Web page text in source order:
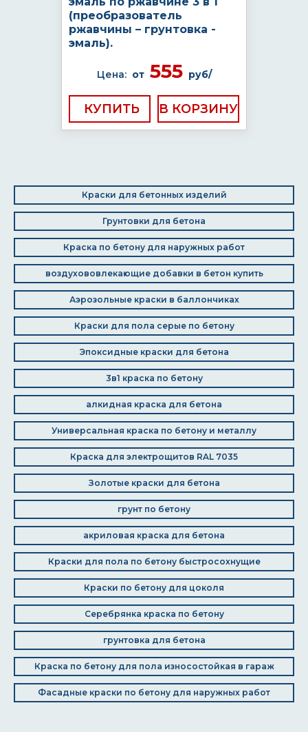
(преобразователь
ржавчины – грунтовка -
эмаль).
Цена: от555 руб/
КУПИТЬ
Краски для бетонных изделий
Грунтовки для бетона
Краска по бетону для наружных работ
воздухововлекающие добавки в бетон купить
Аэрозольные краски в баллончиках
Краски для пола серые по бетону
Эпоксидные краски для бетона
3в1 краска по бетону
алкидная краска для бетона
Универсальная краска по бетону и металлу
Краска для электрощитов RAL 7035
Золотые краски для бетона
грунт по бетону
акриловая краска для бетона
Краски для пола по бетону быстросохнущие
Краски по бетону для цоколя
Серебрянка краска по бетону
грунтовка для бетона
Краска по бетону для пола износостойкая в гараж
Фасадные краски по бетону для наружных работ